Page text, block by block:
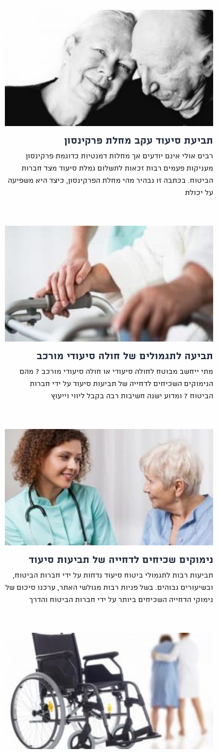
תביעת סיעוד עקב מחלת פרקינסון
רבים אולי אינם יודעים אך מחלות דמנטיות כדוגמת פרקינסון
מעניקות פעמים רבות זכאות לתשלום גמלת סיעוד מצד חברות
הביטוח. בכתבה זו נבהיר מהי מחלת הפרקינסון, כיצד היא משפיעה
על יכולת
תביעה לתגמולים של חולה סיעודי מורכב
מתי ייחשב מבוטח לחולה סיעודי או חולה סיעודי מורכב ? מהם
הנימוקים השכיחים לדחייה של תביעות סיעוד על ידי חברות
הביטוח ? ומדוע ישנה חשיבות רבה בקבל ליווי וייעוץ
נימוקים שכיחים לדחייה של תביעות סיעוד
תביעות רבות לתגמולי ביטוח סיעוד נדחות על ידי חברות הביטוח,
ובשיעורים גבוהים. בשל פניות רבות מגולשי האתר, ערכנו סיכום של
נימוקי הדחייה השכיחים ביותר על ידי חברות הביטוח והדרך